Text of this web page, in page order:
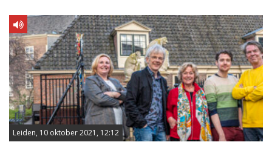
Leiden, 10 oktober 2021, 12:12